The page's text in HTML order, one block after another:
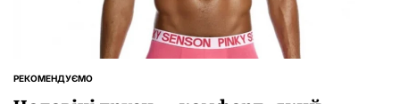
ОПУБЛІКУВАТИ
РЕКОМЕНДУЄМО